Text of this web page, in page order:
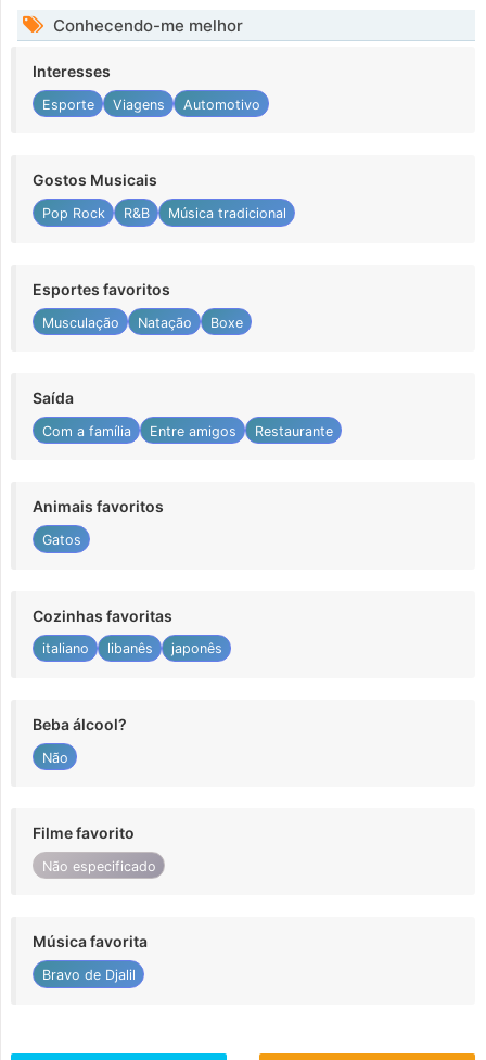
Conhecendo-me melhor
Interesses
Esporte Viagens Automotivo
Gostos Musicais
Pop Rock R&B Música tradicional
Esportes favoritos
Musculação Natação Boxe
Saída
Com a família Entre amigos Restaurante
Animais favoritos
Gatos
Cozinhas favoritas
italiano libanês japonês
Beba álcool?
Não
Filme favorito
Não especificado
Música favorita
Bravo de Djalil